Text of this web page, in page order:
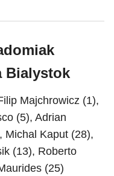
Bialystok
Majchrowicz (1),
(5), Adrian
Michal Kaput (28),
(13), Roberto
(25)